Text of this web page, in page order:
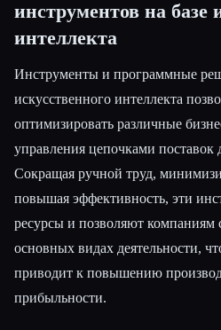
инструментов на базе
интеллекта
Инструменты и программные
искусственного интеллекта
оптимизировать различные
управления цепочками поставок
Сокращая ручной труд,
повышая эффективность, эти
ресурсы и позволяют компаниям
основных видах деятельности,
приводит к повышению
прибыльности.